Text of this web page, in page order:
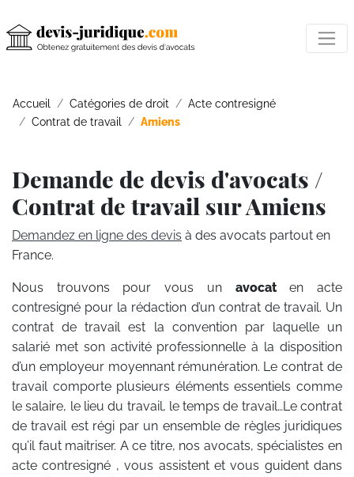
Accueil Catégories de droit
Acte contresigné
Contrat de travail
Amiens
Demande de devis d'avocats /
Contrat de travail sur Amiens
Demandez en ligne des devis à des avocats partout en
France.
Nous trouvons pour vous un avocaten acte
contresigné pour la rédaction d’un contrat de travail. Un
contrat de travail est la convention par laquelle un
salarié met son activité professionnelle à la disposition
d’un employeur moyennant rémunération. Le contrat de
travail comporte plusieurs éléments essentiels comme
le salaire, le lieu du travail, le temps de travail…Le contrat
de travail est régi par un ensemble de règles juridiques
qu’il faut maitriser. A ce titre, nos avocats, spécialistes en
acte contresigné , vous assistent et vous guident dans